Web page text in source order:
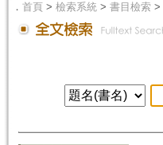
． 首頁> 檢索系統> 書目檢索>